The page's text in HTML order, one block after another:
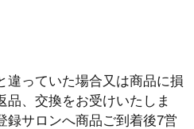
違っていた場合又は商品に損
品、交換をお受けいたしま
録サロンへ商品ご到着後7営